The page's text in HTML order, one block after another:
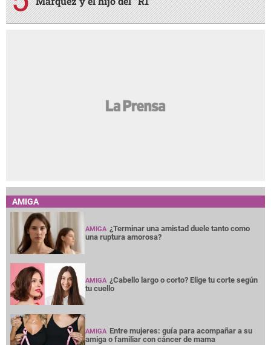
AMIGA
AMIGA ¿Terminar una amistad duele tanto como
una ruptura amorosa?
AMIGA ¿Cabello largo o corto? Elige tu corte según
tu cuello
AMIGA Entre mujeres: guía para acompañar a su
amiga o familiar con cáncer de mama